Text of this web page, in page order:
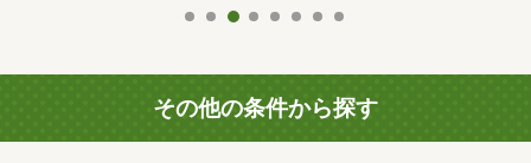
その他の条件から探す